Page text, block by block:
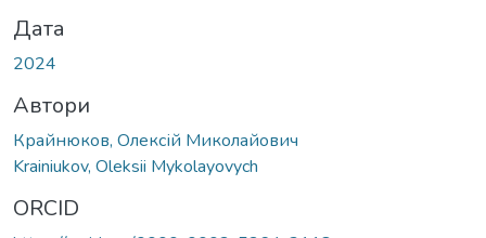
Дата
2024
Автори
Крайнюков, Олексій Миколайович
Krainiukov, Oleksii Mykolayovych
ORCID